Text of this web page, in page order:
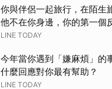
你與伴侶一起旅行，在陌生
他不在你身邊，你的第一個
LINE TODAY
今年當你遇到「嫌麻煩」的
什麼回應對你最有幫助？
LINE TODAY